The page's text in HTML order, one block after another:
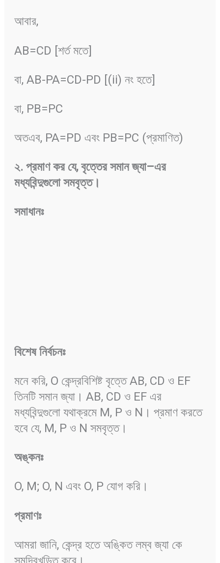
আবার,
AB=CD [শর্ত মতে]
বা, AB-PA=CD-PD [(ii) নং হতে]
বা, PB=PC
অতএব, PA=PD এবং PB=PC (প্রমাণিত)
২. প্রমাণ কর যে, বৃত্তের সমান জ্যা–এর
মধ্যবিন্দুগুলো সমবৃত্ত।
সমাধানঃ
বিশেষ নির্বচনঃ
মনে করি, O কেন্দ্রবিশিষ্ট বৃত্তে AB, CD ও EF
তিনটি সমান জ্যা। AB, CD ও EF এর
মধ্যবিন্দুগুলো যথাক্রমে M, P ও N। প্রমাণ করতে
হবে যে, M, P ও N সমবৃত্ত।
অঙ্কনঃ
O, M; O, N এবং O, P যোগ করি।
প্রমাণঃ
আমরা জানি, কেন্দ্র হতে অঙ্কিত লম্ব জ্যা কে